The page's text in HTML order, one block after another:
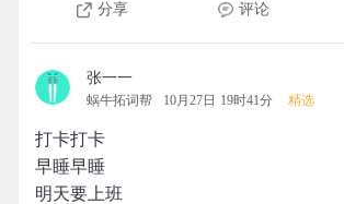
分享 评论
张一一
蜗牛拓词帮 10月27日 19时41分 精选
打卡打卡
早睡早睡
明天要上班